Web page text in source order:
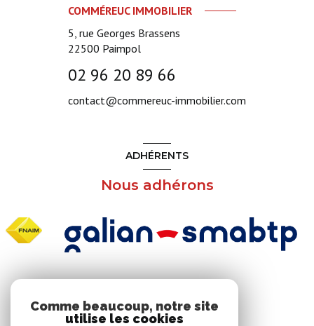
COMMÉREUC IMMOBILIER
5, rue Georges Brassens
22500 Paimpol
02 96 20 89 66
contact@commereuc-immobilier.com
ADHÉRENTS
Nous adhérons
Nous suivre
Comme beaucoup, notre site
utilise les cookies